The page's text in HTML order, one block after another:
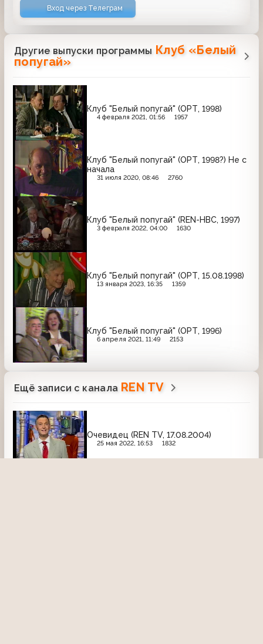
Вход через Телеграм
Другие выпуски программы Клуб «Белый
попугай»
Клуб "Белый попугай" (ОРТ, 1998)
4 февраля 2021, 01:56 1957
Клуб "Белый попугай" (ОРТ, 1998?) Не с
начала
31 июля 2020, 08:46 2760
Клуб "Белый попугай" (REN-НВС, 1997)
3 февраля 2022, 04:00 1630
Клуб "Белый попугай" (ОРТ, 15.08.1998)
13 января 2023, 16:35 1359
Клуб "Белый попугай" (ОРТ, 1996)
6 апреля 2021, 11:49 2153
Ещё записи с канала REN TV
Очевидец (REN TV, 17.08.2004)
25 мая 2022, 16:53 1832